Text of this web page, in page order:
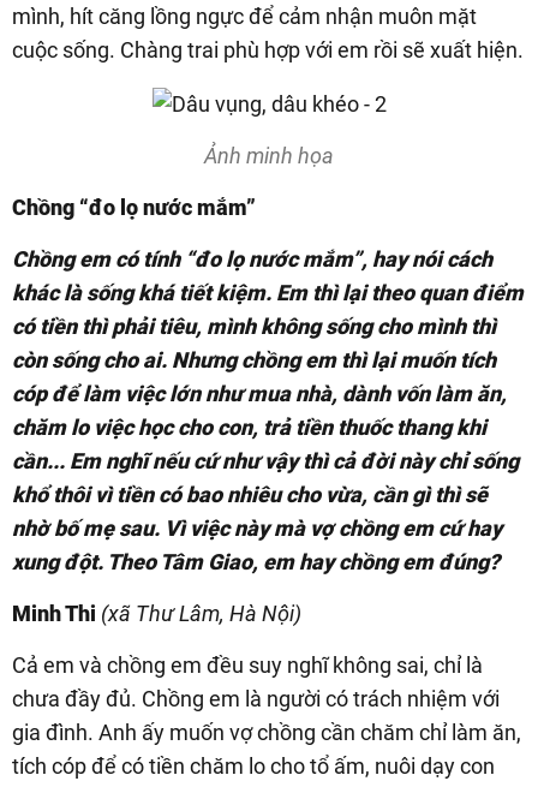
mình, hít căng lồng ngực để cảm nhận muôn mặt
cuộc sống. Chàng trai phù hợp với em rồi sẽ xuất hiện.
Ảnh minh họa
Chồng “đo lọ nước mắm”
Chồng em có tính “đo lọ nước mắm”, hay nói cách
khác là sống khá tiết kiệm. Em thì lại theo quan điểm
có tiền thì phải tiêu, mình không sống cho mình thì
còn sống cho ai. Nhưng chồng em thì lại muốn tích
cóp để làm việc lớn như mua nhà, dành vốn làm ăn,
chăm lo việc học cho con, trả tiền thuốc thang khi
cần... Em nghĩ nếu cứ như vậy thì cả đời này chỉ sống
khổ thôi vì tiền có bao nhiêu cho vừa, cần gì thì sẽ
nhờ bố mẹ sau. Vì việc này mà vợ chồng em cứ hay
xung đột. Theo Tâm Giao, em hay chồng em đúng?
Minh Thi (xã Thư Lâm, Hà Nội)
Cả em và chồng em đều suy nghĩ không sai, chỉ là
chưa đầy đủ. Chồng em là người có trách nhiệm với
gia đình. Anh ấy muốn vợ chồng cần chăm chỉ làm ăn,
tích cóp để có tiền chăm lo cho tổ ấm, nuôi dạy con